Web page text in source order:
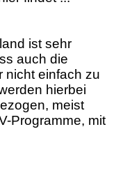
ist sehr
auch die
nicht einfach zu
hierbei
meist
Programme, mit